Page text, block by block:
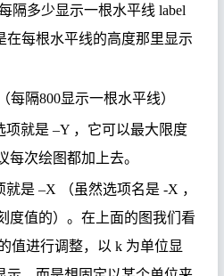
隔多少显示一根水平线 label
在每根水平线的高度那里显示
每隔800显示一根水平线）
项就是 –Y ，它可以最大限度
每次绘图都加上去。
就是 –X （虽然选项名是 -X ，
度值的）。在上面的图我们看
值进行调整，以 k 为单位显